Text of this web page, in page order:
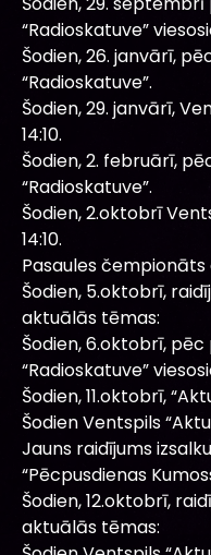
“Radioskatuve”
Šodien, 26. janvārī,
“Radioskatuve”.
Šodien, 29. janvārī,
14:10.
Šodien, 2. februārī,
“Radioskatuve”.
Šodien, 2.oktobrī
14:10.
Pasaules
Šodien, 5.oktobrī,
aktuālās tēmas:
Šodien, 6.oktobrī, pēc
“Radioskatuve”
Šodien, 11.oktobrī,
Šodien Ventspils
Jauns raidījums
“Pēcpusdienas
Šodien, 12.oktobrī,
aktuālās tēmas: